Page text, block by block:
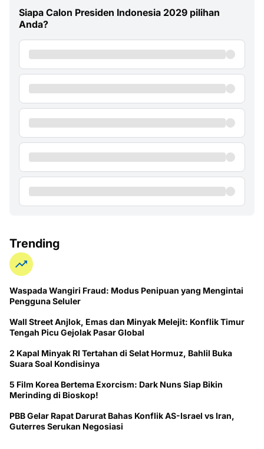
Siapa Calon Presiden Indonesia 2029 pilihan
Anda?
Trending
Waspada Wangiri Fraud: Modus Penipuan yang Mengintai
Pengguna Seluler
Wall Street Anjlok, Emas dan Minyak Melejit: Konflik Timur
Tengah Picu Gejolak Pasar Global
2 Kapal Minyak RI Tertahan di Selat Hormuz, Bahlil Buka
Suara Soal Kondisinya
5 Film Korea Bertema Exorcism: Dark Nuns Siap Bikin
Merinding di Bioskop!
PBB Gelar Rapat Darurat Bahas Konflik AS-Israel vs Iran,
Guterres Serukan Negosiasi